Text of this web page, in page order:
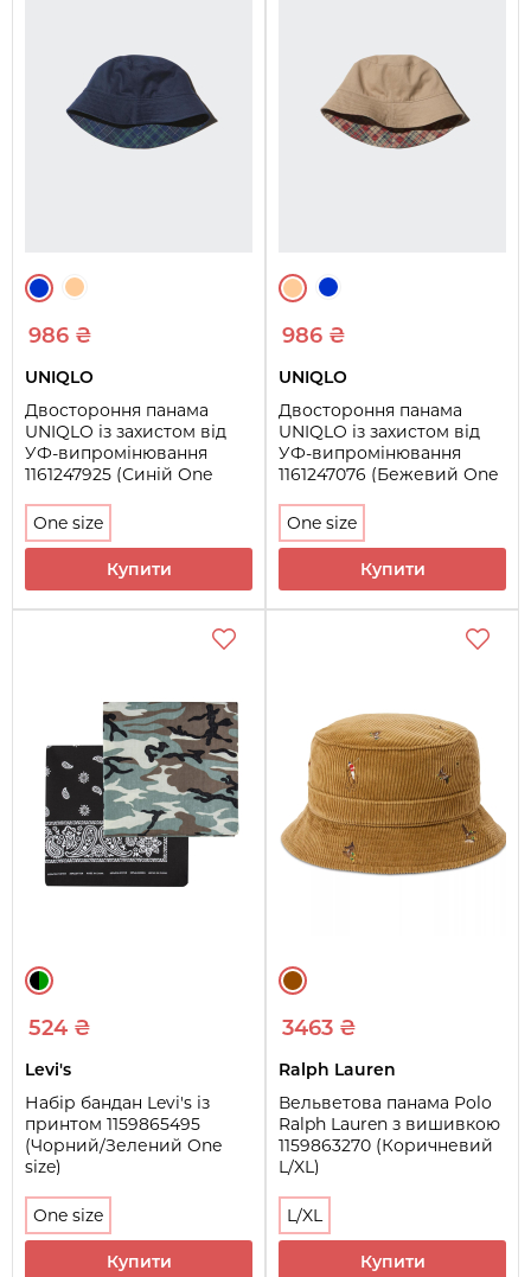
986 ₴
UNIQLO
Двостороння панама
UNIQLO із захистом від
УФ-випромінювання
1161247925 (Синій One
One size
Купити
986 ₴
UNIQLO
Двостороння панама
UNIQLO із захистом від
УФ-випромінювання
1161247076 (Бежевий One
One size
Купити
524 ₴
Levi's
Набір бандан Levi's із
принтом 1159865495
(Чорний/Зелений One
size)
One size
Купити
3463 ₴
Ralph Lauren
Вельветова панама Polo
Ralph Lauren з вишивкою
1159863270 (Коричневий
L/XL)
L/XL
Купити